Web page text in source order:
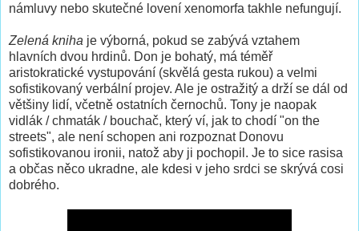
námluvy nebo skutečné lovení xenomorfa takhle nefungují.
Zelená kniha je výborná, pokud se zabývá vztahem
hlavních dvou hrdinů. Don je bohatý, má téměř
aristokratické vystupování (skvělá gesta rukou) a velmi
sofistikovaný verbální projev. Ale je ostražitý a drží se dál od
většiny lidí, včetně ostatních černochů. Tony je naopak
vidlák / chmaták / bouchač, který ví, jak to chodí "on the
streets", ale není schopen ani rozpoznat Donovu
sofistikovanou ironii, natož aby ji pochopil. Je to sice rasisa
a občas něco ukradne, ale kdesi v jeho srdci se skrývá cosi
dobrého.